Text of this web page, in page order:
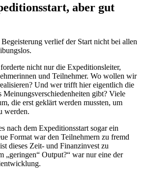
aber gut
verlief der Start nicht bei allen
nicht nur die Expeditionsleiter,
und Teilnehmer. Wo wollen wir
Und wer trifft hier eigentlich die
Meinungsverschiedenheiten gibt? Viele
die erst geklärt werden mussten, um
werden.
nach dem Expeditionsstart sogar ein
Format war den Teilnehmern zu fremd
dieses Zeit- und Finanzinvest zu
„geringen“ Output?“ war nur eine der